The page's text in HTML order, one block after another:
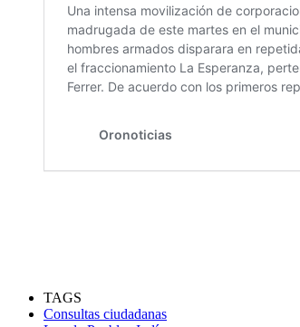
TAGS
Consultas ciudadanas